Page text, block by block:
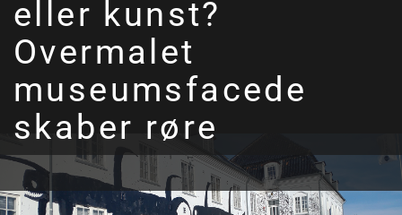
eller kunst?
Overmalet
museumsfacede
skaber røre